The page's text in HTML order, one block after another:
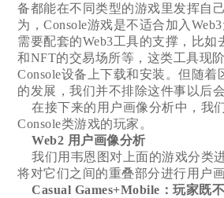
备都能在不同类型的游戏里发挥自
为，Console游戏是不适合加入
需要配套的Web3工具的支撑，比如
和NFT的交易场所等，这类工具现
Console设备上下载和安装。但随着
的发展，我们并不排除这件事以后会
在接下来的用户画像分析中，我
Console类游戏的玩家。
Web2 用户画像分析
我们用韦恩图对上面的游戏分类
将对它们之间的重叠部分进行用户画
Casual Games+Mobile：玩家既